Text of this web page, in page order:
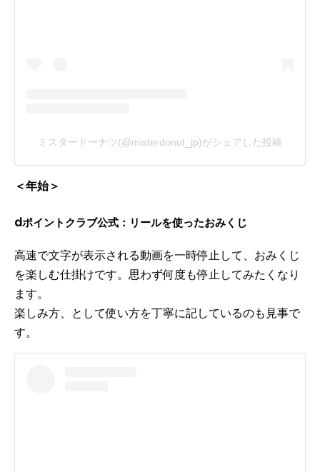
ミスタードーナツ(@misterdonut_jp)がシェアした投稿
＜年始＞
dポイントクラブ公式：リールを使ったおみくじ
高速で文字が表示される動画を一時停止して、おみくじ
を楽しむ仕掛けです。思わず何度も停止してみたくなり
ます。
楽しみ方、として使い方を丁寧に記しているのも見事で
す。